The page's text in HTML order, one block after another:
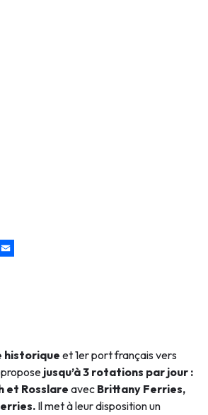
historique et 1er port français vers
jusqu’à 3 rotations par jour :
et Rosslare avec Brittany Ferries,
. Il met à leur disposition un